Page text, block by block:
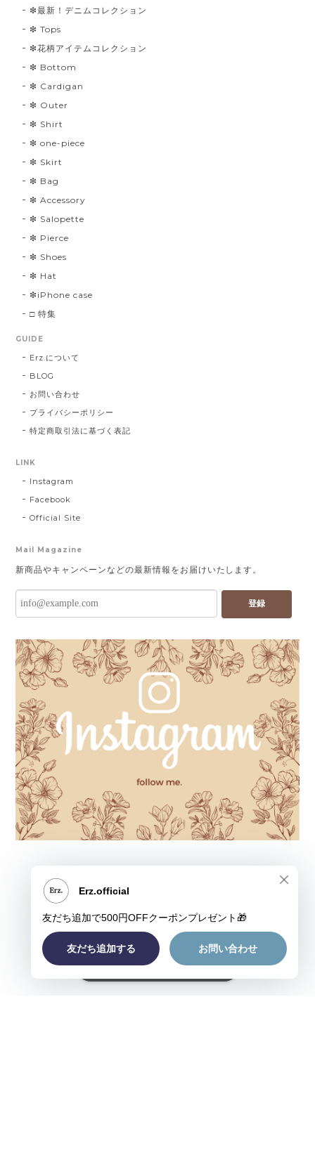
❇︎最新！デニムコレクション
❇︎ Tops
❇︎花柄アイテムコレクション
❇︎ Bottom
❇︎ Cardigan
❇︎ Outer
❇︎ Shirt
❇︎ one-piece
❇︎ Skirt
❇︎ Bag
❇︎ Accessory
❇︎ Salopette
❇︎ Pierce
❇︎ Shoes
❇︎ Hat
❇︎iPhone case
□ 特集
GUIDE
Erz.について
BLOG
お問い合わせ
プライバシーポリシー
特定商取引法に基づく表記
LINK
Instagram
Facebook
Official Site
Mail Magazine
新商品やキャンペーンなどの最新情報をお届けいたします。
登録
ショップに質問する